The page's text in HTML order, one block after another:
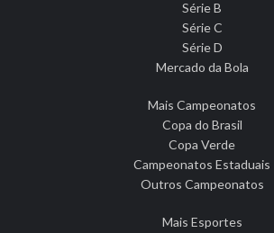
Série B
Série C
Série D
Mercado da Bola
Mais Campeonatos
Copa do Brasil
Copa Verde
Campeonatos Estaduais
Outros Campeonatos
Mais Esportes